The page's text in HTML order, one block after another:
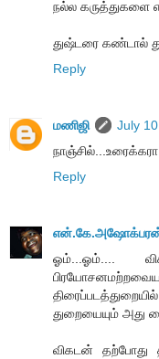
நல்ல கருத்துகளை
துஷ்டரை கண்டால்
Reply
மணிஜி
July
Reply
ஓம்...ஓம்....
துறையையும் அது
விகடன் தற்போது